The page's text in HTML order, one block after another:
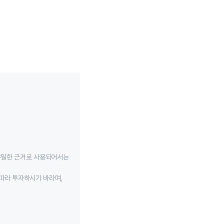
한 근거로 사용되어서는
투자하시기 바라며,